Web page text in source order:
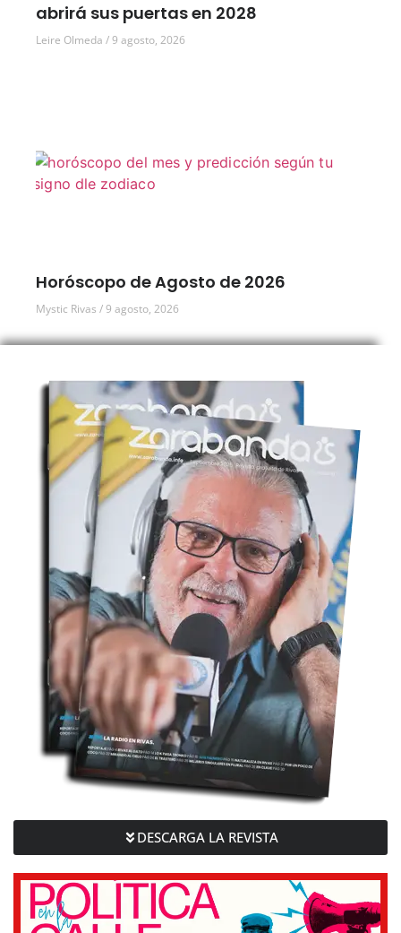
abrirá sus puertas en 2028
Leire Olmeda 9 agosto, 2026
Horóscopo de Agosto de 2026
Mystic Rivas 9 agosto, 2026
DESCARGA LA REVISTA